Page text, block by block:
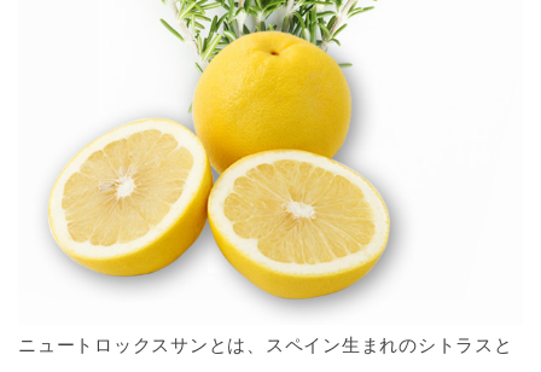
ニュートロックスサンとは、スペイン生まれのシトラスと